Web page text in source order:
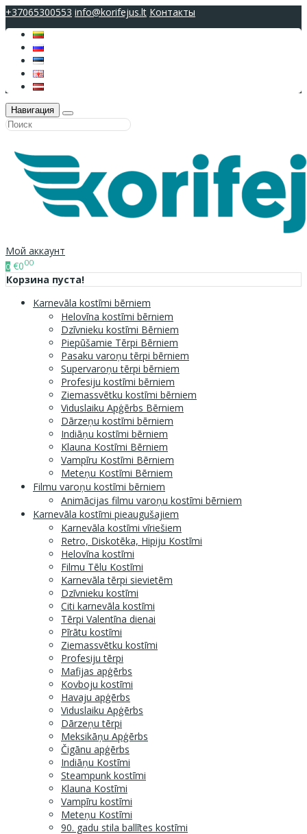
+37065300553 info@korifejus.lt Контакты
Навигация
Мой аккаунт
0 €000
Корзина пуста!
Karnevāla kostīmi bērniem
Helovīna kostīmi bērniem
Dzīvnieku kostīmi Bērniem
Piepūšamie Tērpi Bērniem
Pasaku varoņu tērpi bērniem
Supervaroņu tērpi bērniem
Profesiju kostīmi bērniem
Ziemassvētku kostīmi bērniem
Viduslaiku Apģērbs Bērniem
Dārzeņu kostīmi bērniem
Indiāņu kostīmi bērniem
Klauna Kostīmi Bērniem
Vampīru Kostīmi Bērniem
Meteņu Kostīmi Bērniem
Filmu varoņu kostīmi bērniem
Animācijas filmu varoņu kostīmi bērniem
Karnevāla kostīmi pieaugušajiem
Karnevāla kostīmi vīriešiem
Retro, Diskotēka, Hipiju Kostīmi
Helovīna kostīmi
Filmu Tēlu Kostīmi
Karnevāla tērpi sievietēm
Dzīvnieku kostīmi
Citi karnevāla kostīmi
Tērpi Valentīna dienai
Pīrātu kostīmi
Ziemassvētku kostīmi
Profesiju tērpi
Mafijas apģērbs
Kovboju kostīmi
Havaju apģērbs
Viduslaiku Apģērbs
Dārzeņu tērpi
Meksikāņu Apģērbs
Čigānu apģērbs
Indiāņu Kostīmi
Steampunk kostīmi
Klauna Kostīmi
Vampīru kostīmi
Meteņu Kostīmi
90. gadu stila ballītes kostīmi